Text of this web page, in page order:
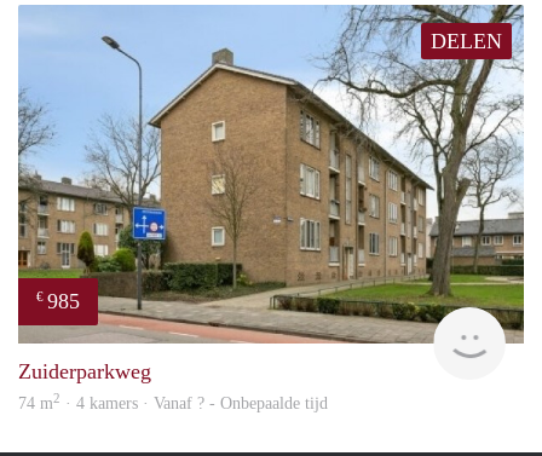
DELEN
€ 985
Zuiderparkweg
74 m2 · 4 kamers · Vanaf ? - Onbepaalde tijd